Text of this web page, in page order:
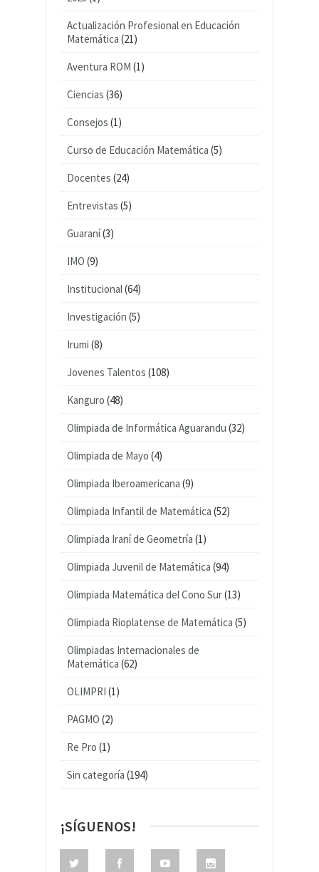
Actualización Profesional en Educación
Matemática (21)
Aventura ROM (1)
Ciencias (36)
Consejos (1)
Curso de Educación Matemática (5)
Docentes (24)
Entrevistas (5)
Guaraní(3)
IMO (9)
Institucional(64)
Investigación (5)
Irumi (8)
Jovenes Talentos (108)
Kanguro (48)
Olimpiada de Informática Aguarandu (32)
Olimpiada de Mayo (4)
Olimpiada Iberoamericana (9)
Olimpiada Infantil de Matemática (52)
Olimpiada Iraní de Geometría (1)
Olimpiada Juvenil de Matemática (94)
Olimpiada Matemática del Cono Sur(13)
Olimpiada Rioplatense de Matemática (5)
Olimpiadas Internacionales de
Matemática (62)
OLIMPRI (1)
PAGMO (2)
Re Pro (1)
Sin categoría (194)
¡SÍGUENOS!